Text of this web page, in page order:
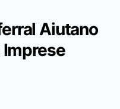
Aiutano